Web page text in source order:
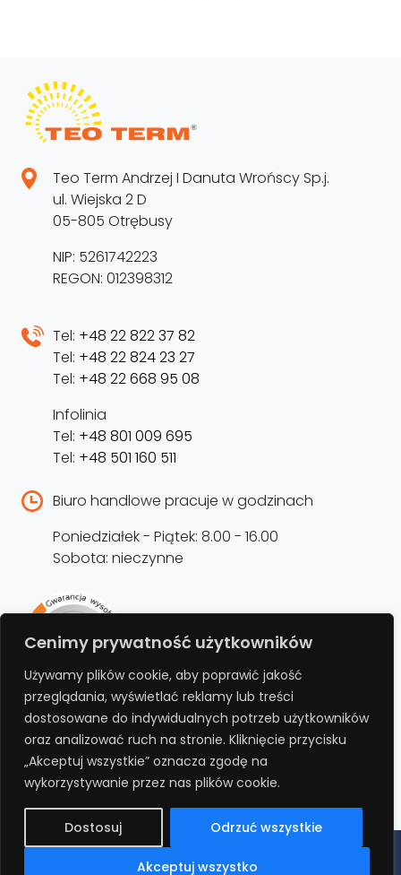
Cenimy prywatność użytkowników
Używamy plików cookie, aby poprawić jakość
przeglądania, wyświetlać reklamy lub treści
dostosowane do indywidualnych potrzeb użytkowników
oraz analizować ruch na stronie. Kliknięcie przycisku
„Akceptuj wszystkie” oznacza zgodę na
wykorzystywanie przez nas plików cookie.
Dostosuj Odrzuć wszystkie
Akceptuj wszystko
Teo Term Andrzej I Danuta Wrońscy Sp.j.
ul. Wiejska 2 D
05-805 Otrębusy
NIP: 5261742223
REGON: 012398312
Tel: +48 22 822 37 82
Tel: +48 22 824 23 27
Tel: +48 22 668 95 08
Infolinia
Tel: +48 801 009 695
Tel: +48 501 160 511
Biuro handlowe pracuje w godzinach
Poniedziałek - Piątek: 8.00 - 16.00
Sobota: nieczynne
przedłużenie gwarancji
Bezpłatnie przedłuż gwarancję o kolejne 12
miesięcy rejestrując produkt na stronie.
REJESTRUJ
Polityka prywatności Regulamin RODO